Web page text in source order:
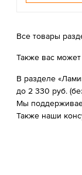
Все товары
Также вас может
В разделе
до 2 330 руб.
Мы
Также наши